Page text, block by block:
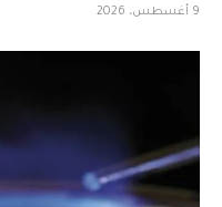
9 أغسطس، 2026